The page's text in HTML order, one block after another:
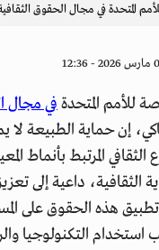
المتحدة في مجال الحقوق
للأمم المتحدةفي مجال
إن حماية الطبيعة
الثقافي المرتبط بأنماط
الثقافية، داعية إلى
هذه الحقوق على
استخدام التكنولوجيا